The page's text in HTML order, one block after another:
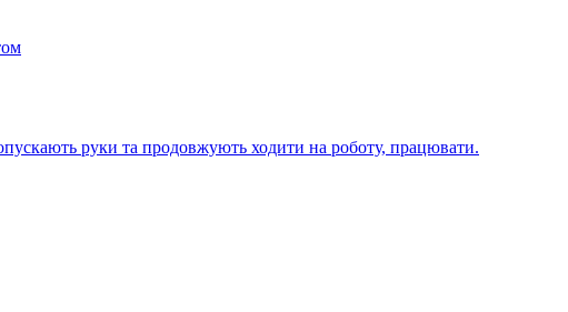
опускають руки та продовжують ходити на роботу, працювати.